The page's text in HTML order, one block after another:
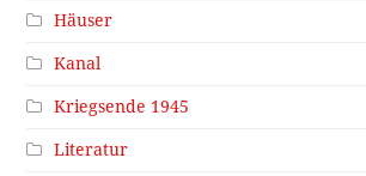
Häuser
Kanal
Kriegsende 1945
Literatur